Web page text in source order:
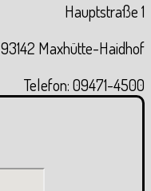
Hauptstraße 1
93142 Maxhütte-Haidhof
Telefon: 09471-4500